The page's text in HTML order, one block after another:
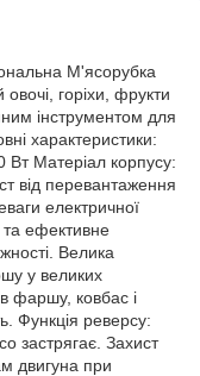
М'ясорубка
горіхи, фрукти
інструментом для
характеристики:
Вт Матеріал корпусу:
від перевантаження
електричної
ефективне
Велика
у великих
фаршу, ковбас і
Функція реверсу:
застрягає. Захист
двигуна при